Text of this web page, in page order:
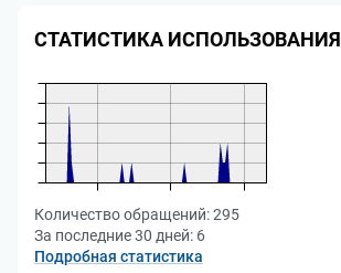
СТАТИСТИКА ИСПОЛЬЗОВАНИЯ
Количество обращений:295
За последние 30 дней: 6
Подробная статистика